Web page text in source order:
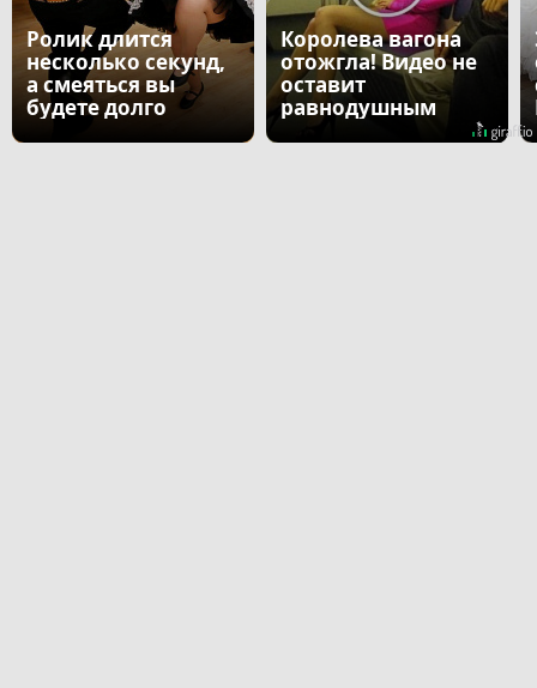
Ролик длится
несколько секунд,
а смеяться вы
будете долго
Королева вагона
отожгла! Видео не
оставит
равнодушным